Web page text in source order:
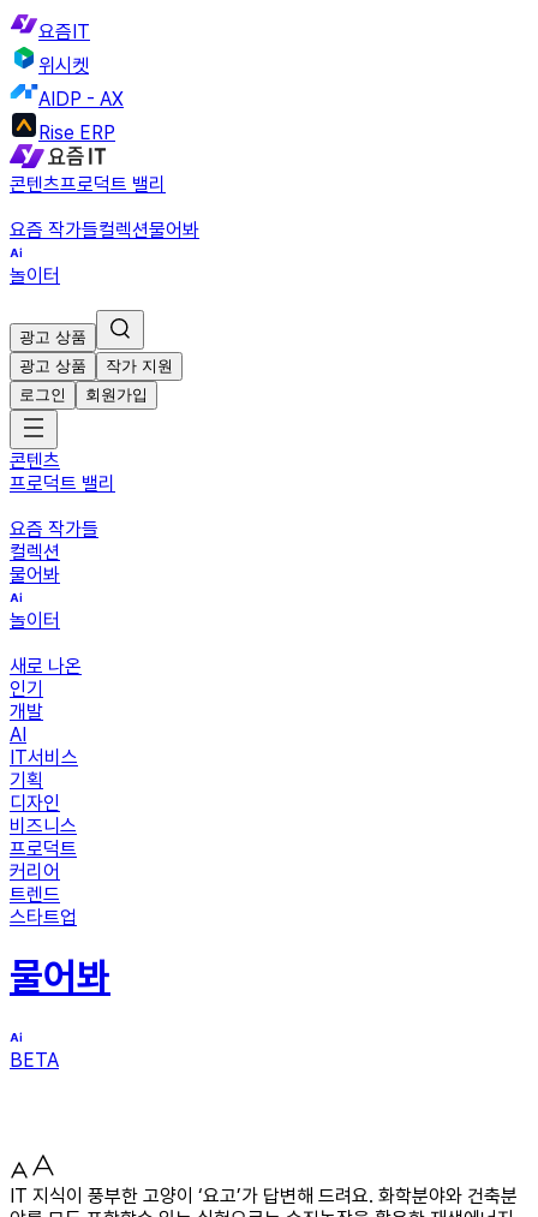
요즘IT
위시켓
AIDP - AX
Rise ERP
콘텐츠프로덕트 밸리
요즘 작가들컬렉션물어봐
놀이터
광고 상품
광고 상품
작가 지원
로그인
회원가입
콘텐츠
프로덕트 밸리
요즘 작가들
컬렉션
물어봐
놀이터
새로 나온
인기
개발
AI
IT서비스
기획
디자인
비즈니스
프로덕트
커리어
트렌드
스타트업
물어봐
BETA
IT 지식이 풍부한 고양이 ‘요고’가 답변해 드려요. 화학분야와 건축분